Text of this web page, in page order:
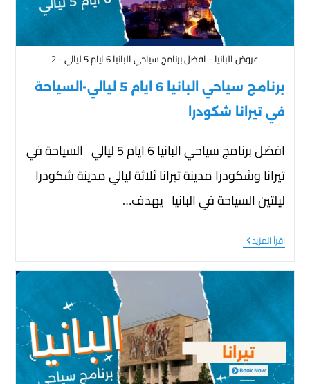
عروض البانيا - افضل برنامج سياحي البانيا 6 ايام 5 ليالي - 2
برنامج سياحي البانيا 6 ايام 5 ليالي-السياحة
في تيرانا شكودرا
افضل برنامج سياحي البانيا 6 ايام 5 ليالي السياحة في
تيرانا وشكودرا مدينة تيرانا ثلاثة ليالي مدينة شكودرا
ليلتين السياحة في البانيا يهدف…
اقرأ المزيد